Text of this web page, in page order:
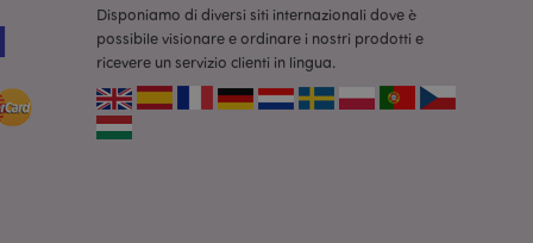
Disponiamo di diversi siti internazionali dove è
possibile visionare e ordinare i nostri prodotti e
ricevere un servizio clienti in lingua.
del cliente
come la
le